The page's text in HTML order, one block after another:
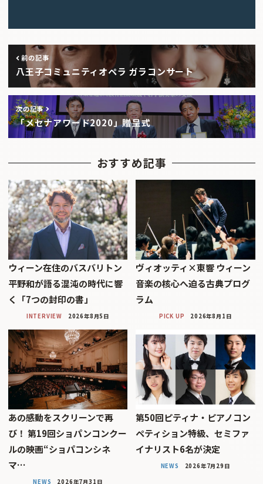
前の記事
八王子コミュニティオペラ ガラコンサート
次の記事
「メセナアワード2020」贈呈式
おすすめ記事
ウィーン在住のバスバリトン
平野和が語る混沌の時代に響
く「7つの封印の書」
INTERVIEW 2026年8月5日
ヴィオッティ×東響 ウィーン
音楽の核心へ迫る古典プログ
ラム
PICK UP 2026年8月1日
あの感動をスクリーンで再
び！ 第19回ショパンコンクー
ルの映画“ショパコンシネ
マ…
NEWS 2026年7月31日
第50回ピティナ・ピアノコン
ペティション特級、セミファ
イナリスト6名が決定
NEWS 2026年7月29日